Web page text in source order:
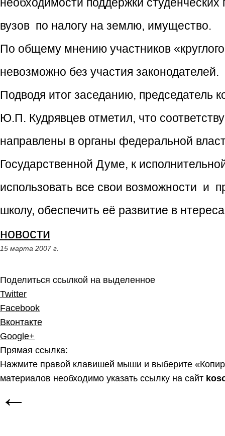
вузов по налогу на землю, имущество.
По общему мнению участников
невозможно без участия законодателей.
Подводя итог заседанию, председатель
Ю.П. Кудрявцев отметил, что
направлены в органы федеральной
Государственной Думе, к
использовать все свои возможности и
школу, обеспечить её развитие в
новости
15 марта 2007 г.
Поделиться ссылкой на выделенное
Twitter
Facebook
Вконтакте
Google+
Прямая ссылка:
Нажмите правой клавишей мыши и выберите
материалов необходимо указать ссылку на сайт
←